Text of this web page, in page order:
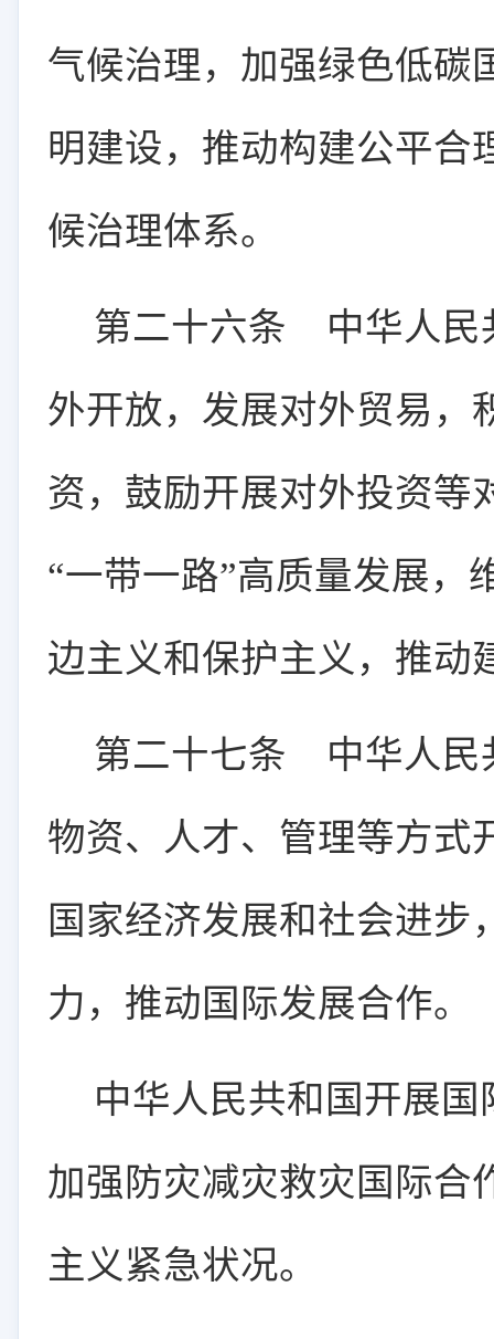
气候治理，加强绿色低碳
明建设，推动构建公平合
候治理体系。
第二十六条 中华人民
外开放，发展对外贸易，
资，鼓励开展对外投资等
“一带一路”高质量发展，
边主义和保护主义，推动
第二十七条 中华人民
物资、人才、管理等方式
国家经济发展和社会进步
力，推动国际发展合作。
中华人民共和国开展
加强防灾减灾救灾国际合
主义紧急状况。